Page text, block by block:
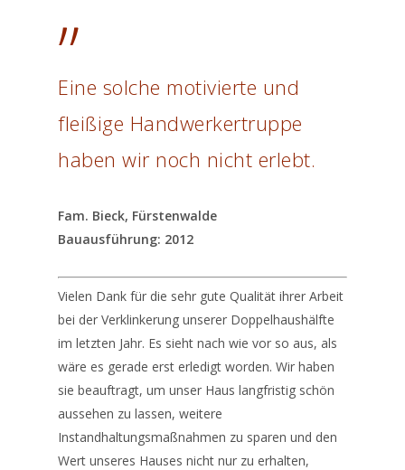
”
Eine solche motivierte und
fleißige Handwerkertruppe
haben wir noch nicht erlebt.
Fam. Bieck, Fürstenwalde
Bauausführung: 2012
Vielen Dank für die sehr gute Qualität ihrer Arbeit
bei der Verklinkerung unserer Doppelhaushälfte
im letzten Jahr. Es sieht nach wie vor so aus, als
wäre es gerade erst erledigt worden. Wir haben
sie beauftragt, um unser Haus langfristig schön
aussehen zu lassen, weitere
Instandhaltungsmaßnahmen zu sparen und den
Wert unseres Hauses nicht nur zu erhalten,